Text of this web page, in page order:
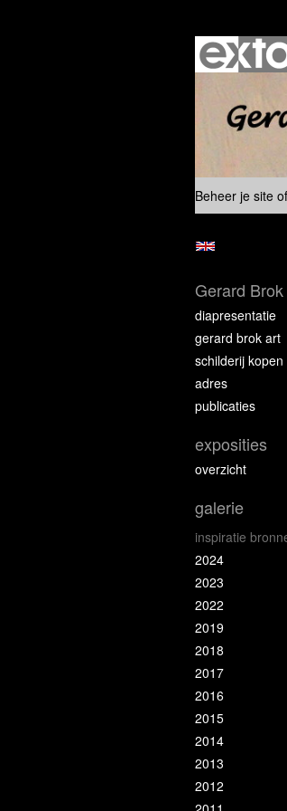
Beheer je site of
Gerard Brok
diapresentatie
gerard brok art
schilderij kopen
adres
publicaties
exposities
overzicht
galerie
inspiratie
2024
2023
2022
2019
2018
2017
2016
2015
2014
2013
2012